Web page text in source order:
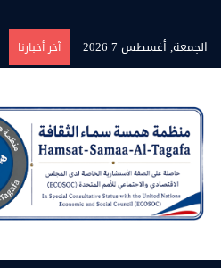
الجمعة, أغسطس 7 2026
آخر أخبارنا